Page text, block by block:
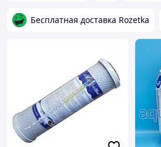
Бесплатная доставка Rozetka